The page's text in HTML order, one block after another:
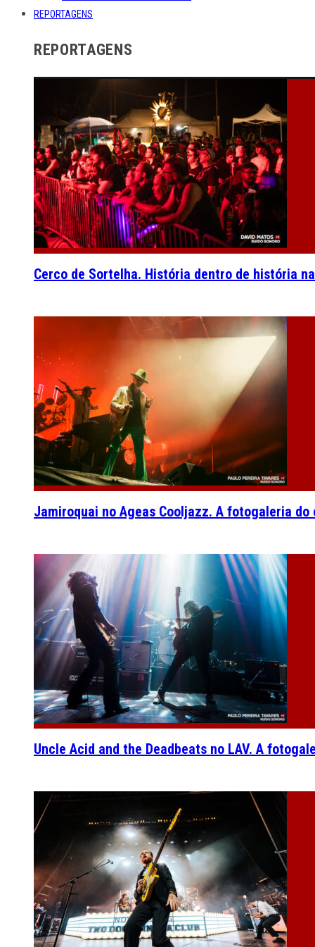
REPORTAGENS
REPORTAGENS
Cerco de Sortelha. História dentro de história
Jamiroquai no Ageas Cooljazz. A fotogaleria do
Uncle Acid and the Deadbeats no LAV. A